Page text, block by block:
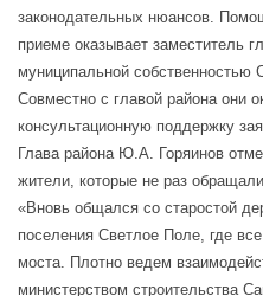
законодательных нюансов.
приеме оказывает заместитель
муниципальной собственностью
Совместно с главой района они
консультационную поддержку
Глава района Ю.А. Горяинов
жители, которые не раз
«Вновь общался со старостой
поселения Светлое Поле, где
моста. Плотно ведем
министерством строительства